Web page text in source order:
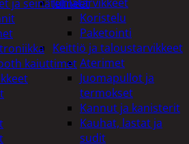
Koristelu
Paketointi
Keittiö ja taloustarvikkeet
Aterimet
Juomapullot ja
termokset
Kannut ja kanisterit
Kauhat, lastat ja
sudit
ja seinätelineet
kaiuttimet